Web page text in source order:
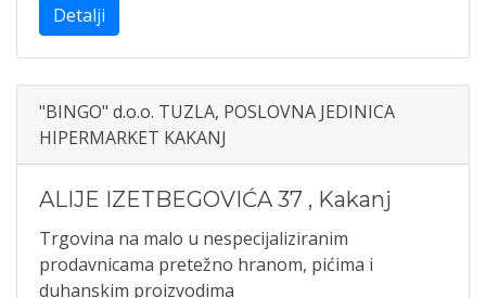
Detalji
"BINGO" d.o.o. TUZLA, POSLOVNA JEDINICA
HIPERMARKET KAKANJ
ALIJE IZETBEGOVIĆA 37 , Kakanj
Trgovina na malo u nespecijaliziranim
prodavnicama pretežno hranom, pićima i
duhanskim proizvodima